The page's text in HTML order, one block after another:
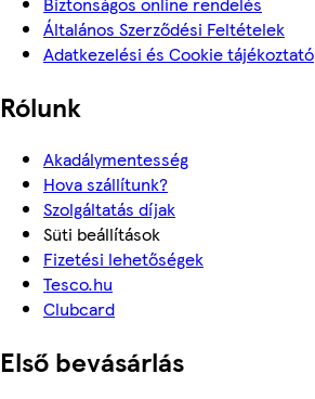
Általános Szerződési Feltételek
Adatkezelési és Cookie tájékoztató
Rólunk
Akadálymentesség
Hova szállítunk?
Szolgáltatás díjak
Süti beállítások
Fizetési lehetőségek
Tesco.hu
Clubcard
Első bevásárlás